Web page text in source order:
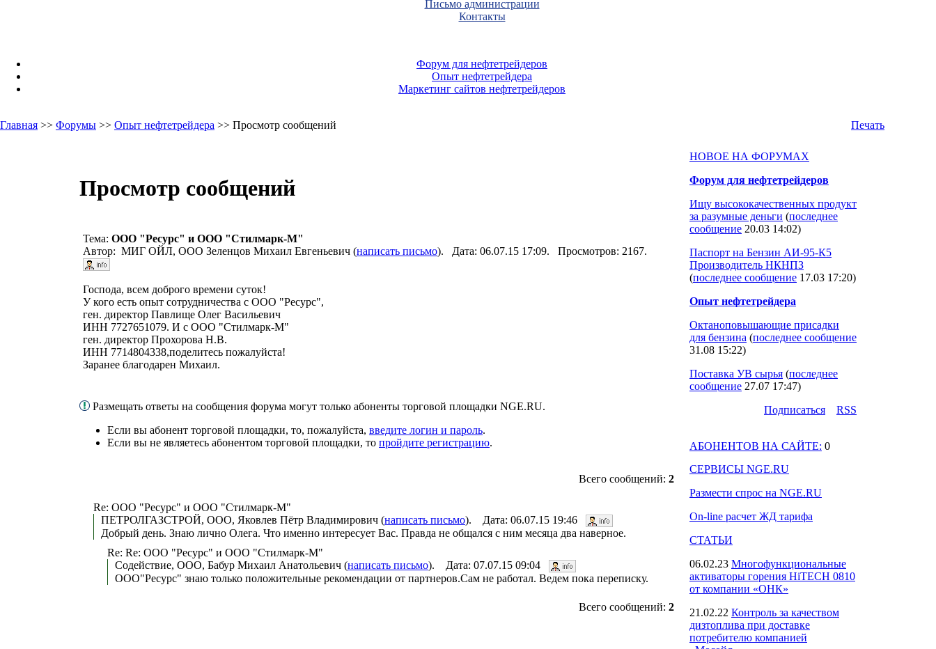
Письмо администрации
Контакты
Форум для нефтетрейдеров
Опыт нефтетрейдера
Маркетинг сайтов нефтетрейдеров
Главная >> Форумы >> Опыт нефтетрейдера >> Просмотр сообщений Печать
Просмотр сообщений
Тема: ООО "Ресурс" и ООО "Стилмарк-М"
Автор: МИГ ОЙЛ, ООО Зеленцов Михаил Евгеньевич (написать письмо). Дата: 06.07.15 17:09. Просмотров: 2167.
Господа, всем доброго времени суток!
У кого есть опыт сотрудничества с ООО "Ресурс",
ген. директор Павлище Олег Васильевич
ИНН 7727651079. И с ООО "Стилмарк-М"
ген. директор Прохорова Н.В.
ИНН 7714804338,поделитесь пожалуйста!
Заранее благодарен Михаил.
Размещать ответы на сообщения форума могут только абоненты торговой площадки NGE.RU.
Если вы абонент торговой площадки, то, пожалуйста, введите логин и пароль.
Если вы не являетесь абонентом торговой площадки, то пройдите регистрацию.
Всего сообщений: 2
Re: ООО "Ресурс" и ООО "Стилмарк-М"
ПЕТРОЛГАЗСТРОЙ, ООО, Яковлев Пётр Владимирович (написать письмо). Дата: 06.07.15 19:46
Добрый день. Знаю лично Олега. Что именно интересует Вас. Правда не общался с ним месяца два наверное.
Re: Re: ООО "Ресурс" и ООО "Стилмарк-М"
Содействие, ООО, Бабур Михаил Анатольевич (написать письмо). Дата: 07.07.15 09:04
ООО"Ресурс" знаю только положительные рекомендации от партнеров.Сам не работал. Ведем пока переписку.
Всего сообщений: 2
НОВОЕ НА ФОРУМАХ
Форум для нефтетрейдеров
Ищу высококачественных продукт
за разумные деньги (последнее
сообщение 20.03 14:02)
Паспорт на Бензин АИ-95-К5
Производитель НКНПЗ
(последнее сообщение 17.03 17:20)
Опыт нефтетрейдера
Октаноповышающие присадки
для бензина (последнее сообщение
31.08 15:22)
Поставка УВ сырья (последнее
сообщение 27.07 17:47)
Подпиcаться
RSS
АБОНЕНТОВ НА САЙТЕ: 0
СЕРВИСЫ NGE.RU
Размести спрос на NGE.RU
On-line расчет ЖД тарифа
СТАТЬИ
06.02.23 Многофункциональные
активаторы горения HiTECH 0810
от компании «ОНК»
21.02.22 Контроль за качеством
дизтоплива при доставке
потребителю компанией